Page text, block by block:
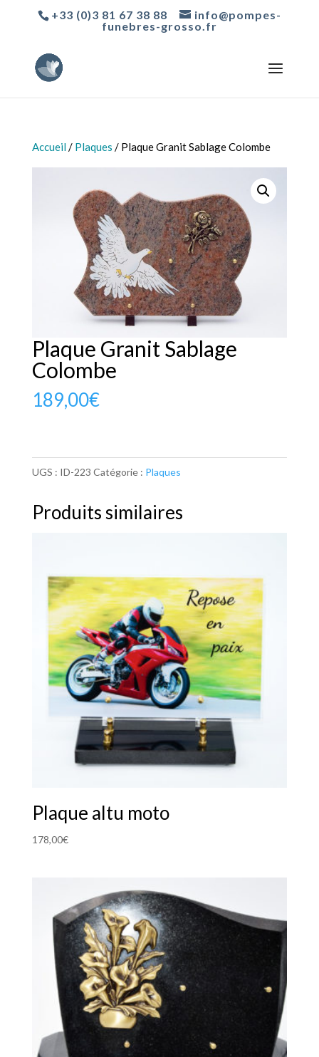
+33 (0)3 81 67 38 88
info@pompes-
funebres-grosso.fr
Accueil/ Plaques / Plaque Granit Sablage Colombe
Plaque Granit Sablage
Colombe
189,00€
UGS : ID-223 Catégorie : Plaques
Produits similaires
Plaque altu moto
178,00€